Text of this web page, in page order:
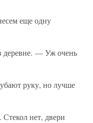
еще одну
деревне. — Уж очень
руку, но лучше
нет, двери